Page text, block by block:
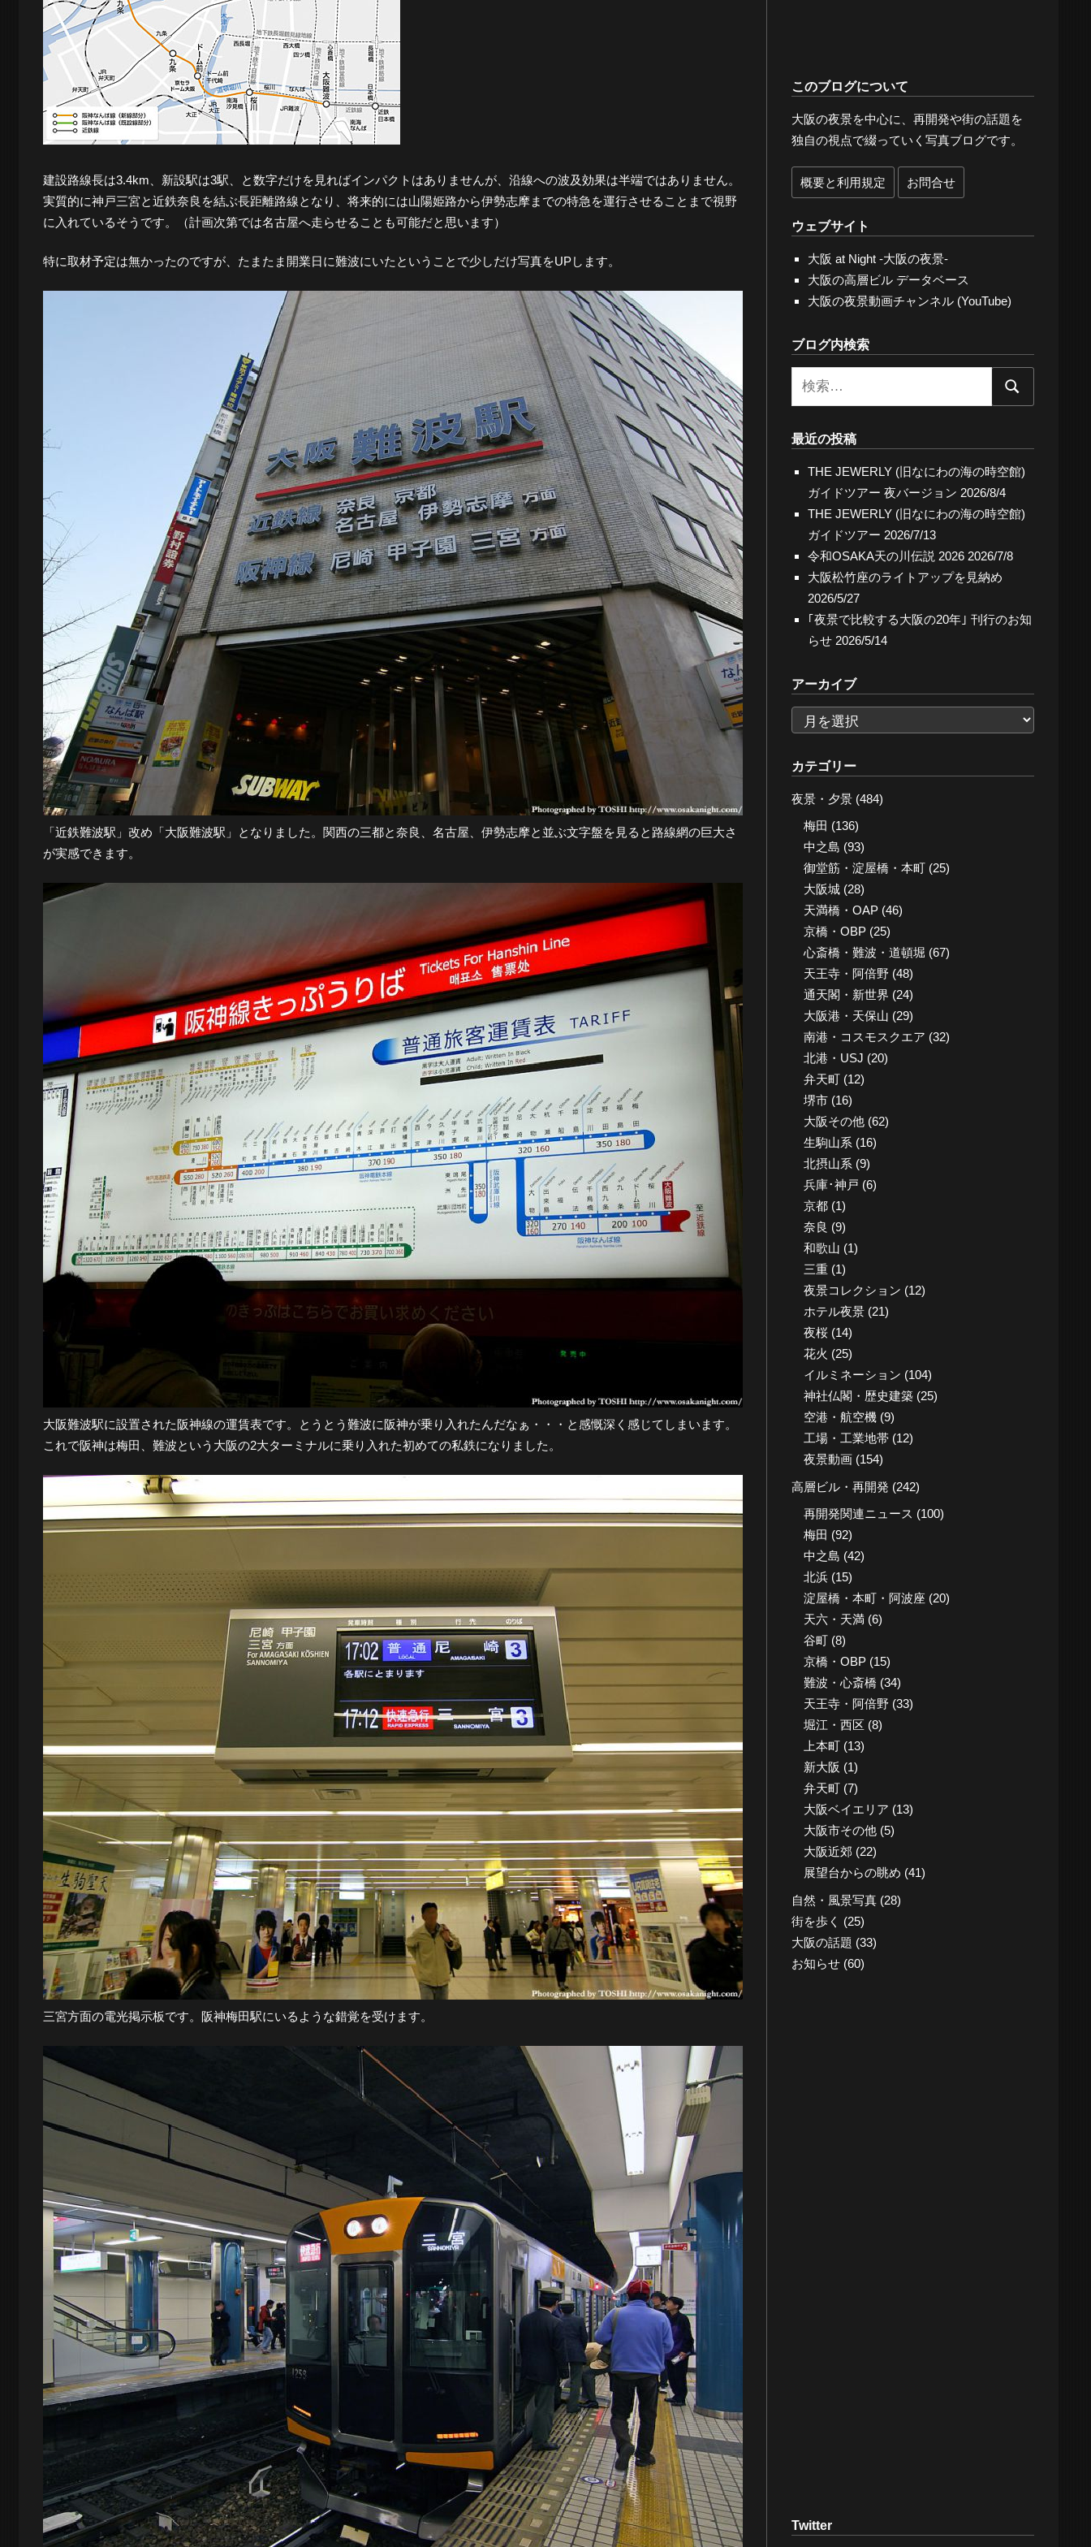
ロ
グ
-
大
阪
の
夜
景
と
都
市
風
景
探
建設路線長は3.4km、新設駅は3駅、と数字だけを見ればインパクトはありませんが、沿線への波及効果は半端ではありません。
実質的に神戸三宮と近鉄奈良を結ぶ長距離路線となり、将来的には山陽姫路から伊勢志摩までの特急を運行させることまで視野
に入れているそうです。（計画次第では名古屋へ走らせることも可能だと思います）
特に取材予定は無かったのですが、たまたま開業日に難波にいたということで少しだけ写真をUPします。
「近鉄難波駅」改め「大阪難波駅」となりました。関西の三都と奈良、名古屋、伊勢志摩と並ぶ文字盤を見ると路線網の巨大さ
が実感できます。
大阪難波駅に設置された阪神線の運賃表です。とうとう難波に阪神が乗り入れたんだなぁ・・・と感慨深く感じてしまいます。
これで阪神は梅田、難波という大阪の2大ターミナルに乗り入れた初めての私鉄になりました。
三宮方面の電光掲示板です。阪神梅田駅にいるような錯覚を受けます。
このブログについて
大阪の夜景を中心に、再開発や街の話題を
独自の視点で綴っていく写真ブログです。
概要と利用規定 お問合せ
ウェブサイト
大阪 at Night -大阪の夜景-
大阪の高層ビル データベース
大阪の夜景動画チャンネル (YouTube)
ブログ内検索
検
最近の投稿
THE JEWERLY (旧なにわの海の時空館)
ガイドツアー 夜バージョン 2026/8/4
THE JEWERLY (旧なにわの海の時空館)
ガイドツアー 2026/7/13
令和OSAKA天の川伝説 2026 2026/7/8
大阪松竹座のライトアップを見納め
2026/5/27
｢夜景で比較する大阪の20年｣ 刊行のお知
らせ 2026/5/14
アーカイブ
ー
カ
イ
ブ
カテゴリー
夜景・夕景(484)
梅田 (136)
中之島 (93)
御堂筋・淀屋橋・本町(25)
大阪城(28)
天満橋・OAP(46)
京橋・OBP(25)
心斎橋・難波・道頓堀 (67)
天王寺・阿倍野(48)
通天閣・新世界 (24)
大阪港・天保山 (29)
南港・コスモスクエア (32)
北港・USJ (20)
弁天町(12)
堺市(16)
大阪その他(62)
生駒山系 (16)
北摂山系 (9)
兵庫･神戸 (6)
京都(1)
奈良 (9)
和歌山 (1)
三重(1)
夜景コレクション (12)
ホテル夜景(21)
夜桜(14)
花火 (25)
イルミネーション (104)
神社仏閣・歴史建築(25)
空港・航空機(9)
工場・工業地帯(12)
夜景動画(154)
高層ビル・再開発 (242)
再開発関連ニュース (100)
梅田 (92)
中之島 (42)
北浜(15)
淀屋橋・本町・阿波座 (20)
天六・天満(6)
谷町(8)
京橋・OBP(15)
難波・心斎橋(34)
天王寺・阿倍野(33)
堀江・西区 (8)
上本町(13)
新大阪 (1)
弁天町(7)
大阪ベイエリア (13)
大阪市その他(5)
大阪近郊 (22)
展望台からの眺め (41)
自然・風景写真(28)
街を歩く (25)
大阪の話題 (33)
お知らせ(60)
Twitter